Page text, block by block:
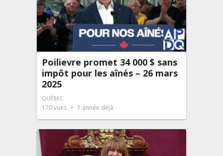
Poilievre promet 34 000 $ sans
impôt pour les aînés – 26 mars
2025
QUÉBEC
170vues 1 année déjà